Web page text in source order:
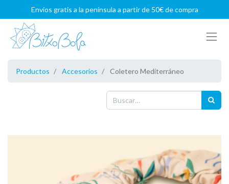
Envíos gratis a la península a partir de 50€ de compra
Productos Accesorios Coletero Mediterráneo